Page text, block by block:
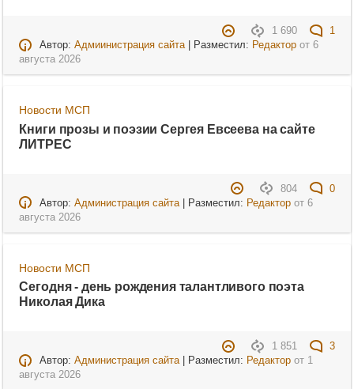
1 690
1
Автор: Адмиинистрация сайта| Разместил: Редакторот 6
августа 2026
Новости МСП
Книги прозы и поэзии Сергея Евсеева на сайте
ЛИТРЕС
804
0
Автор: Администрация сайта| Разместил: Редакторот 6
августа 2026
Новости МСП
Сегодня - день рождения талантливого поэта
Николая Дика
1 851
3
Автор: Администрация сайта| Разместил: Редакторот 1
августа 2026